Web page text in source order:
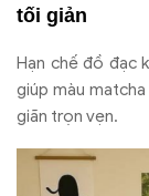
tối giản
Hạn chế đồ đạc
giúp màu
giãn trọn vẹn.